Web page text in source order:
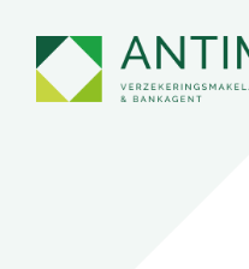
content